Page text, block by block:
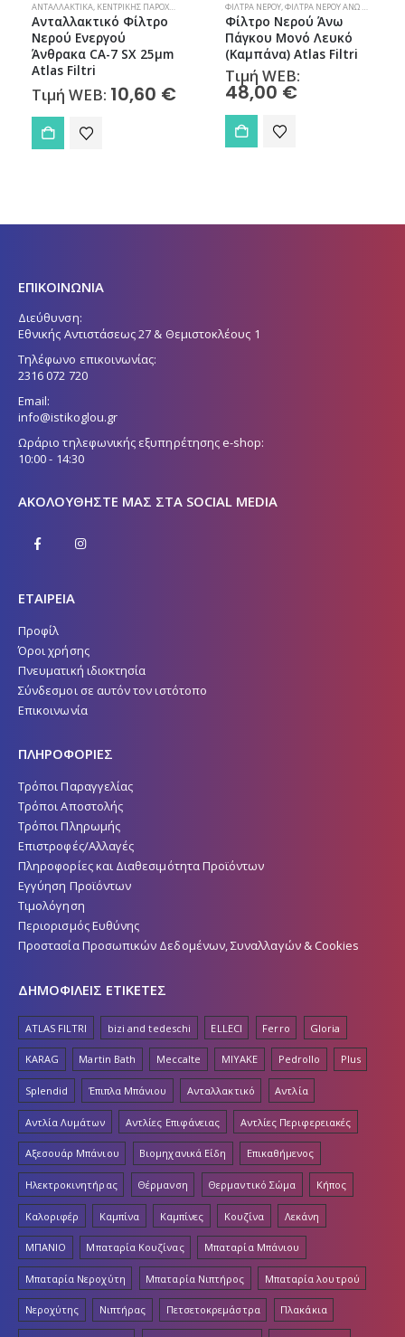
ΑΝΤΑΛΛΑΚΤΙΚΆ, ΚΕΝΤΡΙΚΉΣ ΠΑΡΟΧΉΣ ΦΊΛΤΡΑ ΝΕΡΟΎ
Ανταλλακτικό Φίλτρο
Νερού Ενεργού
Άνθρακα CA-7 SX 25μm
Atlas Filtri
Τιμή WEB: 10,60 €
ΦΊΛΤΡΑ ΝΕΡΟΎ,ΦΊΛΤΡΑ ΝΕΡΟΎ ΆΝΩ ΠΆΓΚΟΥ
Φίλτρο Νερού Άνω
Πάγκου Μονό Λευκό
(Καμπάνα) Atlas Filtri
Τιμή WEB:
48,00 €
ΕΠΙΚΟΙΝΩΝΙΑ
Διεύθυνση:
Εθνικής Αντιστάσεως 27 & Θεμιστοκλέους 1
Τηλέφωνο επικοινωνίας:
2316 072 720
Email:
info@istikoglou.gr
Ωράριο τηλεφωνικής εξυπηρέτησης e-shop:
10:00 - 14:30
ΑΚΟΛΟΥΘΉΣΤΕ ΜΑΣ ΣΤΑ SOCIAL MEDIA
ΕΤΑΙΡΕΙΑ
Προφίλ
Όροι χρήσης
Πνευματική ιδιοκτησία
Σύνδεσμοι σε αυτόν τον ιστότοπο
Επικοινωνία
ΠΛΗΡΟΦΟΡΙΕΣ
Τρόποι Παραγγελίας
Τρόποι Αποστολής
Τρόποι Πληρωμής
Επιστροφές/Αλλαγές
Πληροφορίες και Διαθεσιμότητα Προϊόντων
Εγγύηση Προϊόντων
Τιμολόγηση
Περιορισμός Ευθύνης
Προστασία Προσωπικών Δεδομένων, Συναλλαγών & Cookies
ΔΗΜΟΦΙΛΕΙΣ ΕΤΙΚΕΤΕΣ
ATLAS FILTRI bizi and tedeschi ELLECI Ferro Gloria
KARAG Martin Bath Meccalte MIYAKE Pedrollo Plus
Splendid Έπιπλα Μπάνιου Ανταλλακτικό Αντλία
Αντλία Λυμάτων Αντλίες Επιφάνειας Αντλίες Περιφερειακές
Αξεσουάρ Μπάνιου Βιομηχανικά Είδη Επικαθήμενος
Ηλεκτροκινητήρας Θέρμανση Θερμαντικό Σώμα Κήπος
Καλοριφέρ Καμπίνα Καμπίνες Κουζίνα Λεκάνη
ΜΠΑΝΙΟ Μπαταρία Κουζίνας Μπαταρία Μπάνιου
Μπαταρία Νεροχύτη Μπαταρία Νιπτήρος Μπαταρία λουτρού
Νεροχύτης Νιπτήρας Πετσετοκρεμάστρα Πλακάκια